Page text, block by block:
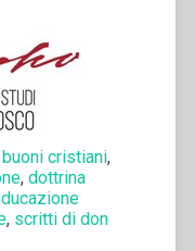
buoni cristiani,
, dottrina
, scritti di don